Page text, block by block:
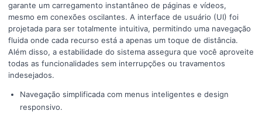
garante um carregamento instantâneo de páginas e vídeos,
mesmo em conexões oscilantes. A interface de usuário (UI) foi
projetada para ser totalmente intuitiva, permitindo uma navegação
fluida onde cada recurso está a apenas um toque de distância.
Além disso, a estabilidade do sistema assegura que você aproveite
todas as funcionalidades sem interrupções ou travamentos
indesejados.
Navegação simplificada com menus inteligentes e design
responsivo.